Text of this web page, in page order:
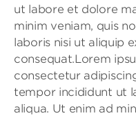
ut labore et dolore
minim veniam, quis
laboris nisi ut aliquip
consequat.Lorem
consectetur
tempor incididunt ut
aliqua. Ut enim ad